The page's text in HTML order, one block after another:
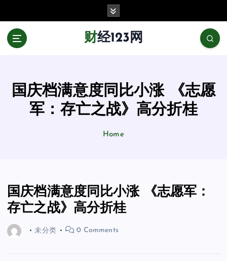
财经123网
国庆档满意度同比小涨 《志愿
军：存亡之战》高分折桂
Home
国庆档满意度同比小涨 《志愿军：
存亡之战》高分折桂
未分类 0 Comments